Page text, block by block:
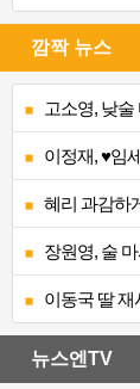
깜짝 뉴스
고소영, 낮술
이정재, ♥임
혜리 과감하
장원영, 술
이동국 딸
뉴스엔TV